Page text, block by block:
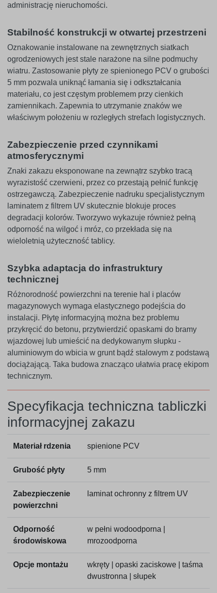
administrację nieruchomości.
Stabilność konstrukcji w otwartej przestrzeni
Oznakowanie instalowane na zewnętrznych siatkach
ogrodzeniowych jest stale narażone na silne podmuchy
wiatru. Zastosowanie płyty ze spienionego PCV o grubości
5 mm pozwala uniknąć łamania się i odkształcania
materiału, co jest częstym problemem przy cienkich
zamiennikach. Zapewnia to utrzymanie znaków we
właściwym położeniu w rozległych strefach logistycznych.
Zabezpieczenie przed czynnikami
atmosferycznymi
Znaki zakazu eksponowane na zewnątrz szybko tracą
wyrazistość czerwieni, przez co przestają pełnić funkcję
ostrzegawczą. Zabezpieczenie nadruku specjalistycznym
laminatem z filtrem UV skutecznie blokuje proces
degradacji kolorów. Tworzywo wykazuje również pełną
odporność na wilgoć i mróz, co przekłada się na
wieloletnią użyteczność tablicy.
Szybka adaptacja do infrastruktury
technicznej
Różnorodność powierzchni na terenie hal i placów
magazynowych wymaga elastycznego podejścia do
instalacji. Płytę informacyjną można bez problemu
przykręcić do betonu, przytwierdzić opaskami do bramy
wjazdowej lub umieścić na dedykowanym słupku -
aluminiowym do wbicia w grunt bądź stalowym z podstawą
dociążającą. Taka budowa znacząco ułatwia pracę ekipom
technicznym.
Specyfikacja techniczna tabliczki
informacyjnej zakazu
Materiał rdzenia spienione PCV
Grubość płyty 5 mm
Zabezpieczenie
powierzchni
laminat ochronny z filtrem UV
Odporność
środowiskowa
w pełni wodoodporna |
mrozoodporna
Opcje montażu
wkręty | opaski zaciskowe | taśma
dwustronna | słupek